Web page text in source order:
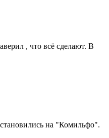
, что всё сделают. В
на "Комильфо".